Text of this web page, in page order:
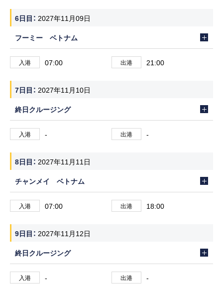
6日目
2027年11月09日
フーミー ベトナム
入港 07:00 出港 21:00
7日目
2027年11月10日
終日クルージング
入港 - 出港 -
8日目
2027年11月11日
チャンメイ ベトナム
入港 07:00 出港 18:00
9日目
2027年11月12日
終日クルージング
入港 - 出港 -